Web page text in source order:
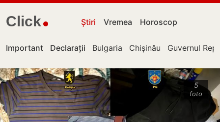
Click Știri Vremea Horoscop
Important Declarații Bulgaria Chișinău Guvernul
5
foto